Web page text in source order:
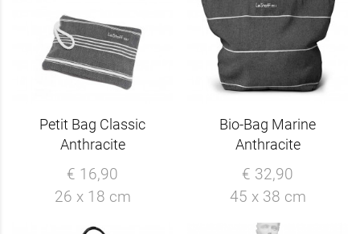
Petit Bag Classic
Anthracite
€ 16,90
26 x 18 cm
Bio-Bag Marine
Anthracite
€ 32,90
45 x 38 cm